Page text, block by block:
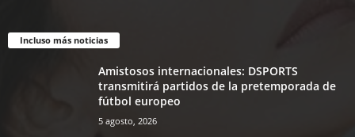
Incluso más noticias
Amistosos internacionales: DSPORTS
transmitirá partidos de la pretemporada de
fútbol europeo
5 agosto, 2026